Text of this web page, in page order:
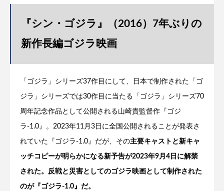
『シン・ゴジラ』（2016）7年ぶりの
新作長編ゴジラ映画
「ゴジラ」シリーズ37作目にして、日本で制作された「ゴ
ジラ」シリーズでは30作目に当たる「ゴジラ」シリーズ70
周年記念作品として公開される山崎貴監督作『ゴジ
ラ-1.0』。2023年11月3日に全国公開されることが発表さ
れていた『ゴジラ-1.0』だが、その主要キャストと新キャ
ッチコピーが明らかになる新予告が2023年9月4日に解禁
された。反戦と災害としてのゴジラ映画として制作された
のが『ゴジラ-1.0』だ。